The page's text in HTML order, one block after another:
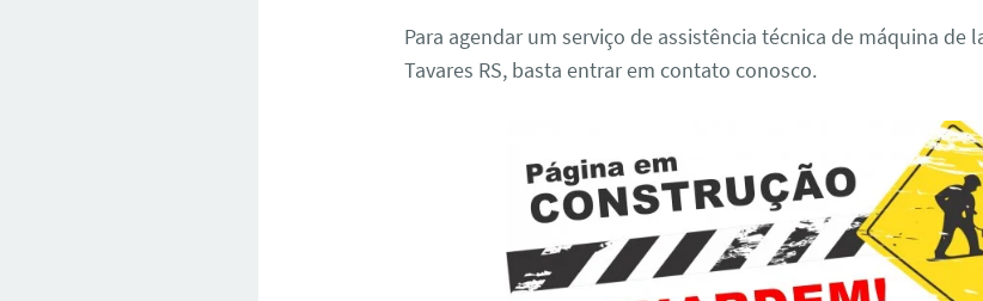
Para agendar um serviço de assistência técnica de máquina de
Tavares RS, basta entrar em contato conosco.